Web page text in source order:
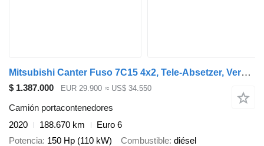
Mitsubishi Canter Fuso 7C15 4x2, Tele-Absetzer, Vereiterbar
$ 1.387.000 EUR 29.900 ≈ US$ 34.550
Camión portacontenedores
2020
188.670 km
Euro 6
Potencia 150 Hp (110 kW) Combustible diésel